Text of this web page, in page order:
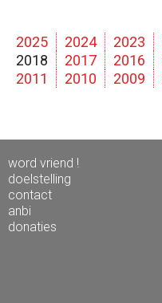
2025 2024 2023
2018
2017 2016
2011
2010 2009
word vriend !
doelstelling
contact
anbi
donaties